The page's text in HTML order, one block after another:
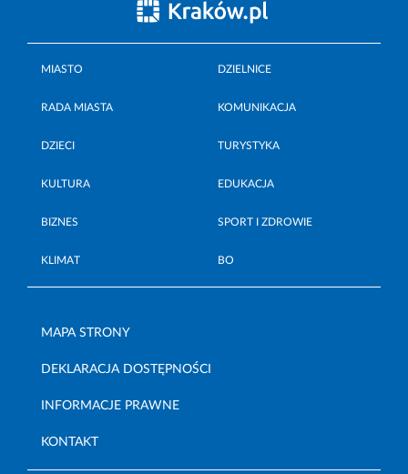
MIASTO DZIELNICE
RADA MIASTA KOMUNIKACJA
DZIECI TURYSTYKA
KULTURA EDUKACJA
BIZNES SPORT I ZDROWIE
KLIMAT BO
MAPA STRONY
DEKLARACJA DOSTĘPNOŚCI
INFORMACJE PRAWNE
KONTAKT